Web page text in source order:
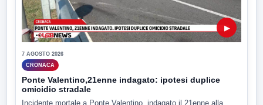
▶
7 AGOSTO 2026
CRONACA
Ponte Valentino,21enne indagato: ipotesi duplice
omicidio stradale
Incidente mortale a Ponte Valentino, indagato il 21enne alla